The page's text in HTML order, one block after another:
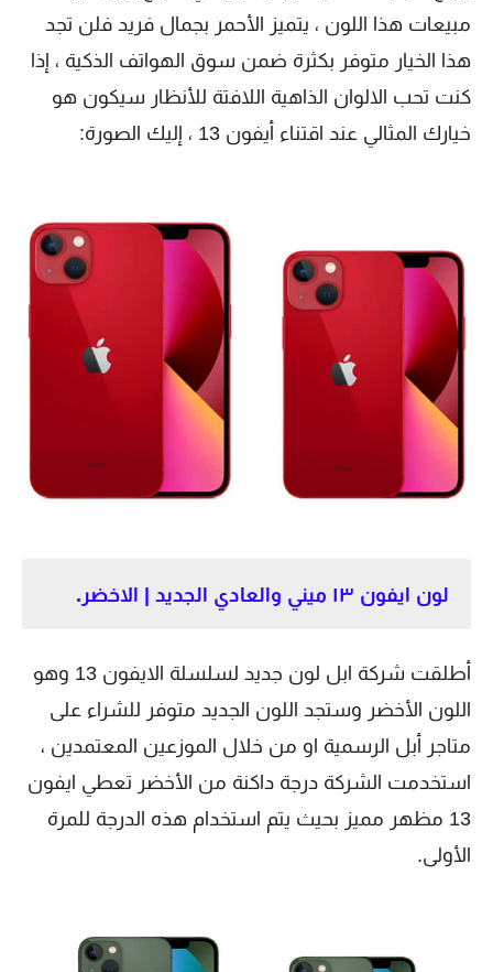
مبيعات هذا اللون ، يتميز الأحمر بجمال فريد فلن تجد
هذا الخيار متوفر بكثرة ضمن سوق الهواتف الذكية ، إذا
كنت تحب الالوان الذاهية اللافتة للأنظار سيكون هو
خيارك المثالي عند اقتناء أيفون 13 ، إليك الصورة:
لون ايفون ١٣ ميني والعادي الجديد | الاخضر.
أطلقت شركة ابل لون جديد لسلسلة الايفون 13 وهو
اللون الأخضر وستجد اللون الجديد متوفر للشراء على
متاجر أبل الرسمية او من خلال الموزعين المعتمدين ،
استخدمت الشركة درجة داكنة من الأخضر تعطي ايفون
13 مظهر مميز بحيث يتم استخدام هذه الدرجة للمرة
الأولى.